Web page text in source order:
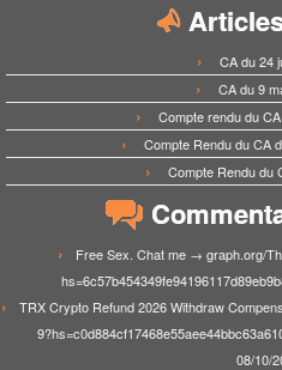
CA du 24
CA du 9
Compte rendu du
Compte Rendu du CA
Compte Rendu du
Free Sex. Chat me → graph.org/
TRX Crypto Refund 2026 Withdraw
08/10/